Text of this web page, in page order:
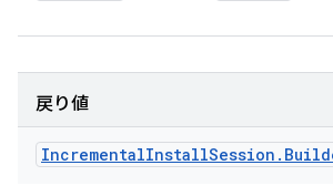
戻り値
IncrementalInstallSession .